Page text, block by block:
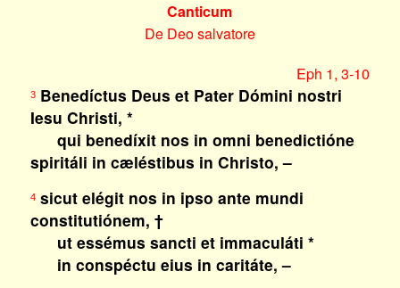
Canticum
De Deo salvatore
Eph 1, 3-10
3Benedíctus Deus et Pater Dómini nostri
Iesu Christi, *
qui benedíxit nos in omni benedictióne
spiritáli in cæléstibus in Christo, –
4sicut elégit nos in ipso ante mundi
constitutiónem, †
ut essémus sancti et immaculáti *
in conspéctu eius in caritáte, –